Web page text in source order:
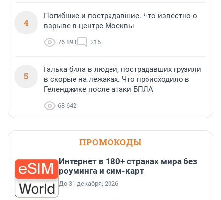
4
Погибшие и пострадавшие. Что известно о
взрыве в центре Москвы
76 893 215
5
Галька била в людей, пострадавших грузили
в скорые на лежаках. Что происходило в
Геленджике после атаки БПЛА
68 642
ПРОМОКОДЫ
Интернет в 180+ странах мира без
роуминга и сим-карт
До 31 декабря, 2026